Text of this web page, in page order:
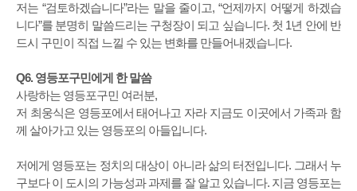
저는 “검토하겠습니다”라는 말을 줄이고, “언제까지 어떻게 하겠습
니다”를 분명히 말씀드리는 구청장이 되고 싶습니다. 첫 1년 안에 반
드시 구민이 직접 느낄 수 있는 변화를 만들어내겠습니다.
Q6. 영등포구민에게 한 말씀
사랑하는 영등포구민 여러분,
저 최웅식은 영등포에서 태어나고 자라 지금도 이곳에서 가족과 함
께 살아가고 있는 영등포의 아들입니다.
저에게 영등포는 정치의 대상이 아니라 삶의 터전입니다. 그래서 누
구보다 이 도시의 가능성과 과제를 잘 알고 있습니다. 지금 영등포는